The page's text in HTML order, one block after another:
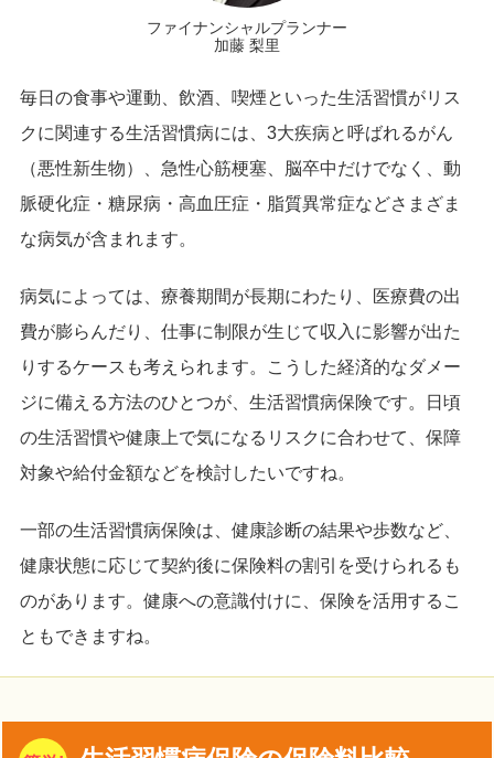
ファイナンシャルプランナー
加藤 梨里
毎日の食事や運動、飲酒、喫煙といった生活習慣がリス
クに関連する生活習慣病には、3大疾病と呼ばれるがん
（悪性新生物）、急性心筋梗塞、脳卒中だけでなく、動
脈硬化症・糖尿病・高血圧症・脂質異常症などさまざま
な病気が含まれます。
病気によっては、療養期間が長期にわたり、医療費の出
費が膨らんだり、仕事に制限が生じて収入に影響が出た
りするケースも考えられます。こうした経済的なダメー
ジに備える方法のひとつが、生活習慣病保険です。日頃
の生活習慣や健康上で気になるリスクに合わせて、保障
対象や給付金額などを検討したいですね。
一部の生活習慣病保険は、健康診断の結果や歩数など、
健康状態に応じて契約後に保険料の割引を受けられるも
のがあります。健康への意識付けに、保険を活用するこ
ともできますね。